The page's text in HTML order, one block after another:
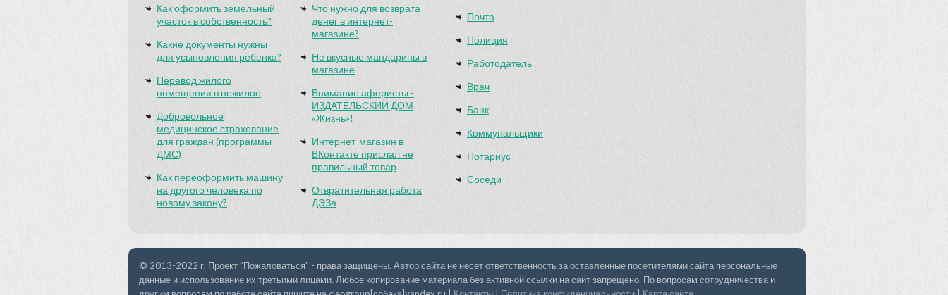
Как оформить земельный
участок в собственность?
Какие документы нужны
для усыновления ребенка?
Перевод жилого
помещения в нежилое
Добровольное
медицинское страхование
для граждан (программы
ДМС)
Как переоформить машину
на другого человека по
новому закону?
Что нужно для возврата
денег в интернет-
магазине?
Не вкусные мандарины в
магазине
Внимание аферисты -
ИЗДАТЕЛЬСКИЙ ДОМ
«Жизнь»!
Интернет-магазин в
ВКонтакте прислал не
правильный товар
Отвратительная работа
ДЭЗа
Почта
Полиция
Работодатель
Врач
Банк
Коммунальщики
Нотариус
Соседи
© 2013-2022 г. Проект "Пожаловаться" - права защищены. Автор сайта не несет ответственность за оставленные посетителями сайта персональные
данные и использование их третьими лицами. Любое копирование материала без активной ссылки на сайт запрещено. По вопросам сотрудничества и